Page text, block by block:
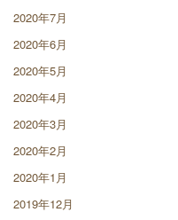
2020年7月
2020年6月
2020年5月
2020年4月
2020年3月
2020年2月
2020年1月
2019年12月